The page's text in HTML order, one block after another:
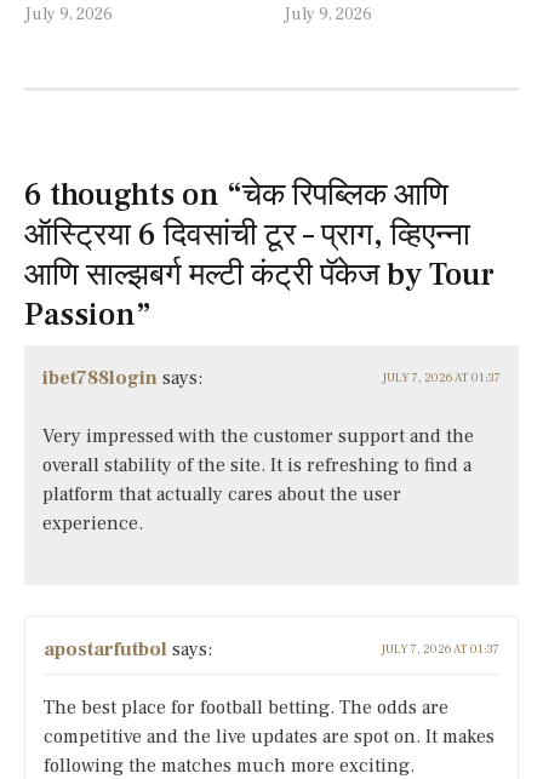
July 9, 2026 July 9, 2026
6 thoughts on “चेक रिपब्लिक आणि
ऑस्ट्रिया 6 दिवसांची टूर – प्राग, व्हिएन्ना
आणि साल्झबर्ग मल्टी कंट्री पॅकेज by Tour
Passion”
ibet788login says: JULY 7, 2026 AT 01:37
Very impressed with the customer support and the
overall stability of the site. It is refreshing to find a
platform that actually cares about the user
experience.
apostarfutbol says: JULY 7, 2026 AT 01:37
The best place for football betting. The odds are
competitive and the live updates are spot on. It makes
following the matches much more exciting.